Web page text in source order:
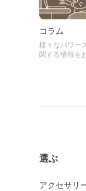
コラム
様々なパワー
関する情報を
選ぶ
アクセサリ